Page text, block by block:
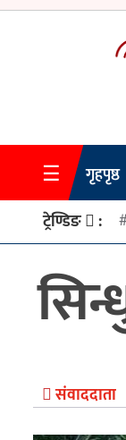
गृहपृष्ठ
समाचार
प्रशासन
अर्थतन्त्र
स्वास्थ्य/
मनोरन्जन
☰ गृहपृष्ठ
ट्रेण्डिङ
:
संवाददाता